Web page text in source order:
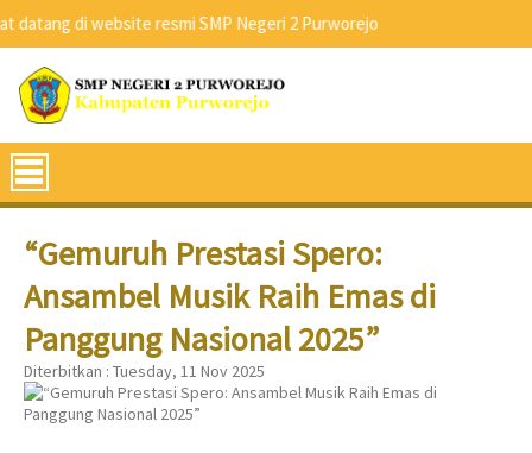
di website resmi SMP Negeri 2 Purworejo
“Gemuruh Prestasi Spero:
Ansambel Musik Raih Emas di
Panggung Nasional 2025”
Diterbitkan : Tuesday, 11 Nov 2025